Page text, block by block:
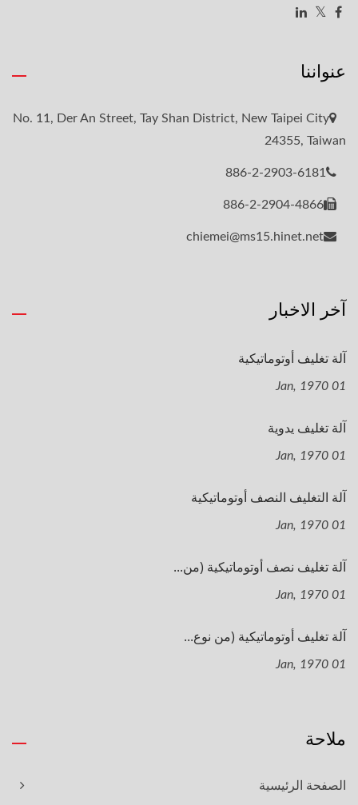
عنواننا
No. 11, Der An Street, Tay Shan District, New Taipei City
24355, Taiwan
886-2-2903-6181
886-2-2904-4866
chiemei@ms15.hinet.net
آخر الاخبار
آلة تغليف أوتوماتيكية
01 Jan, 1970
آلة تغليف يدوية
01 Jan, 1970
آلة التغليف النصف أوتوماتيكية
01 Jan, 1970
آلة تغليف نصف أوتوماتيكية (من...
01 Jan, 1970
آلة تغليف أوتوماتيكية (من نوع...
01 Jan, 1970
ملاحة
الصفحة الرئيسية